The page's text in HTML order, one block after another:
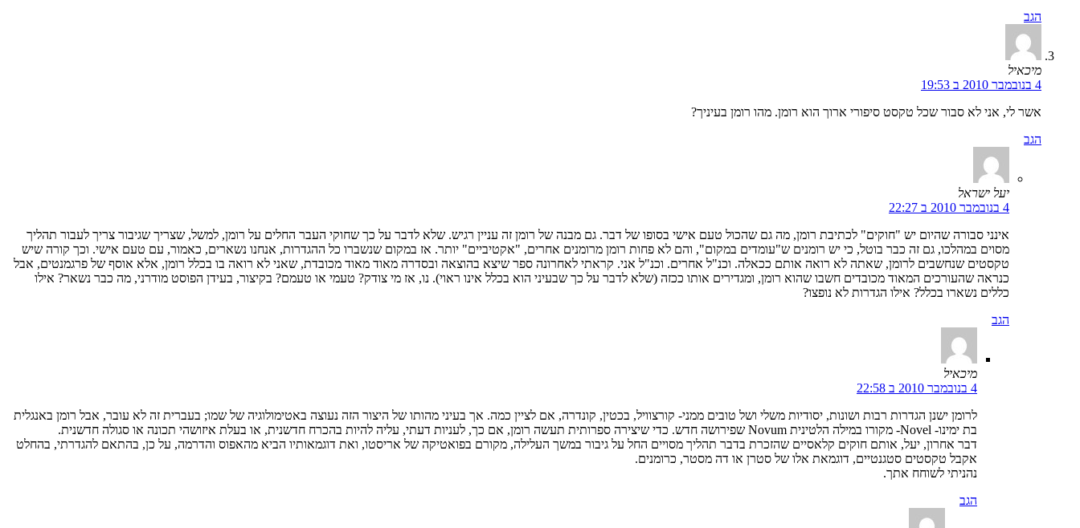
הגב
מיכאיל
4 בנובמבר 2010 ב 19:53
אשר לי, אני לא סבור שכל טקסט סיפורי ארוך הוא רומן. מהו רומן בעיניך?
הגב
יעל ישראל
4 בנובמבר 2010 ב 22:27
אינני סבורה שהיום יש "חוקים" לכתיבת רומן, מה גם שהכול טעם אישי בסופו של דבר. גם מבנה של רומן זה עניין רגיש. שלא לדבר על כך שחוקי העבר החלים על רומן, למשל, שצריך שגיבור צריך לעבור תהליך
מסוים במהלכו, גם זה כבר בוטל, כי יש רומנים ש"עומדים במקום", והם לא פחות רומן מרומנים אחרים, "אקטיביים" יותר. אז במקום שנשברו כל ההגדרות, אנחנו נשארים, כאמור, עם טעם אישי. וכך קורה שיש
טקסטים שנחשבים לרומן, שאתה לא רואה אותם ככאלה. וכנ"ל אחרים. וכנ"ל אני. קראתי לאחרונה ספר שיצא בהוצאה ובסדרה מאוד מאוד מכובדת, שאני לא רואה בו בכלל רומן, אלא אוסף של פרגמנטים, אבל
כנראה שהעורכים המאוד מכובדים חשבו שהוא רומן, ומגדירים אותו ככזה (שלא לדבר על כך שבעיני הוא בכלל אינו ראוי). נו, אז מי צודק? טעמי או טעמם? בקיצור, בעידן הפוסט מודרני, מה כבר נשאר? אילו
כללים נשארו בכלל? אילו הגדרות לא נופצו?
הגב
מיכאיל
4 בנובמבר 2010 ב 22:58
לרומן ישנן הגדרות רבות ושונות, יסודיות משלי ושל טובים ממני- קורצוויל, בכטין, קונדרה, אם לציין כמה. אך בעיני מהותו של היצור הזה נעוצה באטימולוגיה של שמו; בעברית זה לא עובר, אבל רומן באנגלית
בת ימינו- Novel- מקורו במילה הלטינית Novum שפירושה חדש. כדי שיצירה ספרותית תעשה רומן, אם כך, לעניות דעתי, עליה להיות בהכרח חדשנית, או בעלת איזושהי תכונה או סגולה חדשנית.
דבר אחרון, יעל, אותם חוקים קלאסיים שהזכרת בדבר תהליך מסויים החל על גיבור במשך העלילה, מקורם בפואטיקה של אריסטו, ואת דוגמאותיו הביא מהאפוס והדרמה, על כן, בהתאם להגדרתי, בהחלט
אקבל טקסטים סטגנטיים, דוגמאת אלו של סטרן או דה מסטר, כרומנים.
נהניתי לשוחח אתך.
הגב